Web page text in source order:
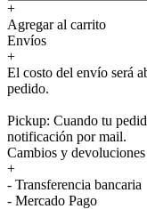
+
Agregar al carrito
Envíos
+
El costo del envío será
pedido.
Pickup: Cuando tu
notificación por mail.
Cambios y devoluciones
+
- Transferencia bancaria
- Mercado Pago